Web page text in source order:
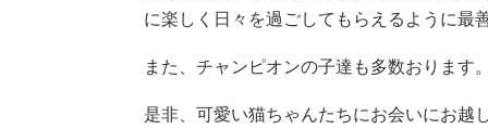
に楽しく日々を過ごしてもらえるように最
また、チャンピオンの子達も多数おります
是非、可愛い猫ちゃんたちにお会いにお越